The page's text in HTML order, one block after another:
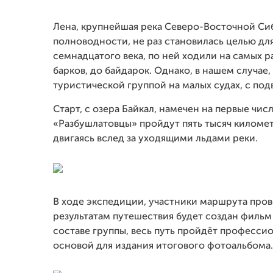
Лена, крупнейшая река Северо-Восточной
полноводности, не раз становилась целью
семнадцатого века, по ней ходили на самых
барков, до байдарок. Однако, в нашем
туристической группой на малых судах, с
Старт, с озера Байкал, намечен на первые
«Разбушлатовцы» пройдут пять тысяч
двигаясь вслед за уходящими льдами реки.
В ходе экспедиции, участники маршрута
результатам путешествия будет создан
составе группы, весь путь пройдёт
основой для издания итогового фотоальбома.